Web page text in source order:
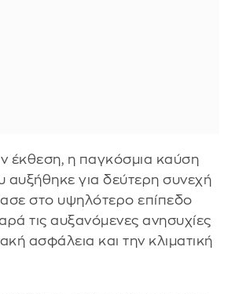
έκθεση, η παγκόσμια καύση
αυξήθηκε για δεύτερη συνεχή
στο υψηλότερο επίπεδο
τις αυξανόμενες ανησυχίες
ασφάλεια και την κλιματική